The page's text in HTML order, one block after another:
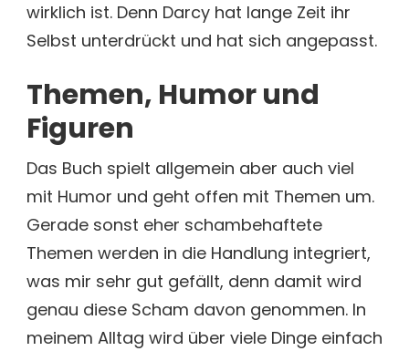
wirklich ist. Denn Darcy hat lange Zeit ihr
Selbst unterdrückt und hat sich angepasst.
Themen, Humor und
Figuren
Das Buch spielt allgemein aber auch viel
mit Humor und geht offen mit Themen um.
Gerade sonst eher schambehaftete
Themen werden in die Handlung integriert,
was mir sehr gut gefällt, denn damit wird
genau diese Scham davon genommen. In
meinem Alltag wird über viele Dinge einfach